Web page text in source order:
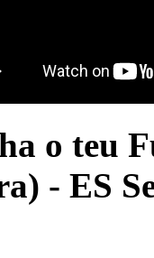
o teu
- ES